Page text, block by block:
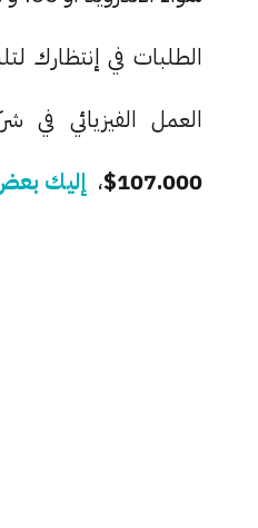
الطلبات في إنتظارك
العمل الفيزيائي
107.000$ ، إليك